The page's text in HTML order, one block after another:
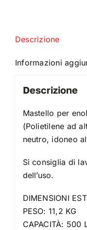
Descrizione
Informazioni
Descrizione
Mastello per
(Polietilene ad
neutro, idoneo
Si consiglia di
dell’uso.
DIMENSIONI
PESO: 11,2 KG
CAPACITÀ: 500